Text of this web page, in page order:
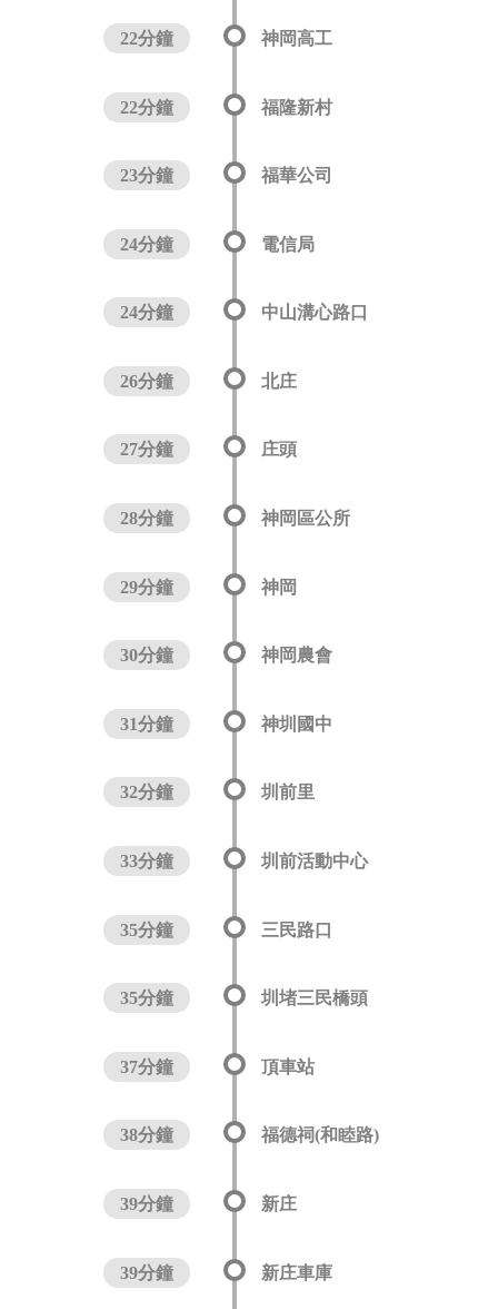
22分鐘 神岡高工
22分鐘 福隆新村
23分鐘 福華公司
24分鐘 電信局
24分鐘 中山溝心路口
26分鐘 北庄
27分鐘 庄頭
28分鐘 神岡區公所
29分鐘 神岡
30分鐘 神岡農會
31分鐘 神圳國中
32分鐘 圳前里
33分鐘 圳前活動中心
35分鐘 三民路口
35分鐘 圳堵三民橋頭
37分鐘 頂車站
38分鐘 福德祠(和睦路)
39分鐘 新庄
39分鐘 新庄車庫